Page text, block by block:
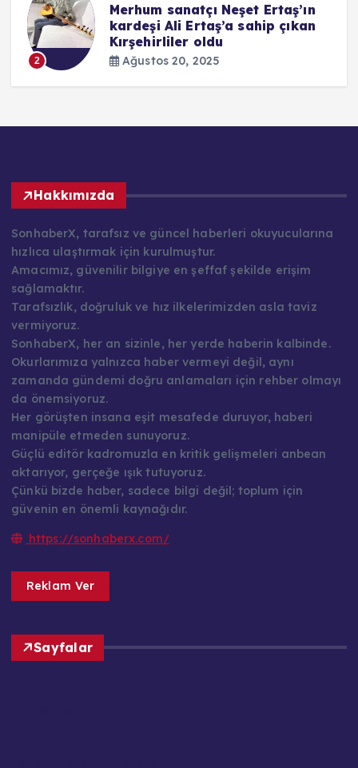
2
Merhum sanatçı Neşet Ertaş’ın
kardeşi Ali Ertaş’a sahip çıkan
Kırşehirliler oldu
Ağustos 20, 2025
Hakkımızda
SonhaberX, tarafsız ve güncel haberleri okuyucularına
hızlıca ulaştırmak için kurulmuştur.
Amacımız, güvenilir bilgiye en şeffaf şekilde erişim
sağlamaktır.
Tarafsızlık, doğruluk ve hız ilkelerimizden asla taviz
vermiyoruz.
SonhaberX, her an sizinle, her yerde haberin kalbinde.
Okurlarımıza yalnızca haber vermeyi değil, aynı
zamanda gündemi doğru anlamaları için rehber olmayı
da önemsiyoruz.
Her görüşten insana eşit mesafede duruyor, haberi
manipüle etmeden sunuyoruz.
Güçlü editör kadromuzla en kritik gelişmeleri anbean
aktarıyor, gerçeğe ışık tutuyoruz.
Çünkü bizde haber, sadece bilgi değil; toplum için
güvenin en önemli kaynağıdır.
https://sonhaberx.com/
Reklam Ver
Sayfalar